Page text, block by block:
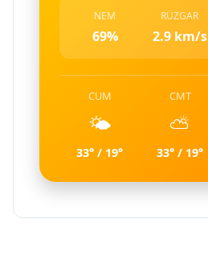
NEM
69%
RÜZGAR
2.9 km/s
CUM
🌤️
33° / 19°
CMT
⛅
33° / 19°